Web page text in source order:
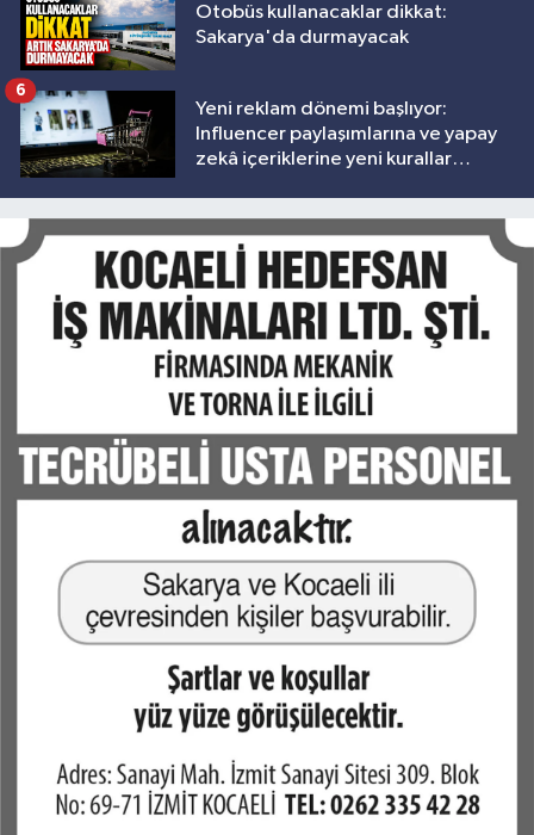
Otobüs kullanacaklar dikkat:
Sakarya'da durmayacak
Yeni reklam dönemi başlıyor:
Influencer paylaşımlarına ve yapay
zekâ içeriklerine yeni kurallar
6